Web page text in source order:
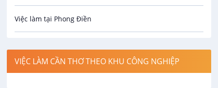
Công nghệ thực phẩm
Điện / Điện tử / Điện lạnh
Hàng hải / Hàng không
Việc làm tại Phong Điền
Việc làm tại Cái Khế
VIỆC LÀM CẦN THƠ THEO KHU CÔNG NGHIỆP